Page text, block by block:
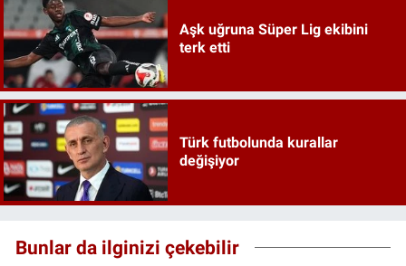
Aşk uğruna Süper Lig ekibini
terk etti
Türk futbolunda kurallar
değişiyor
Bunlar da ilginizi çekebilir